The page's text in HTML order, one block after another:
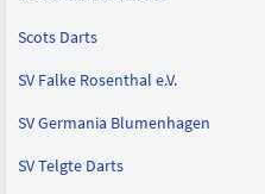
Scots Darts
SV Falke Rosenthal e.V.
SV Germania Blumenhagen
SV Telgte Darts